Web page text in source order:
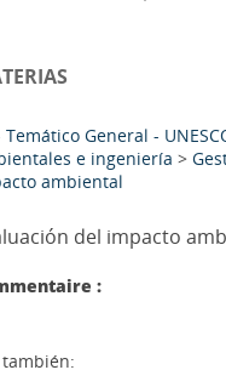
Temático General -
e ingeniería >
ambiental
del impacto
:
también: